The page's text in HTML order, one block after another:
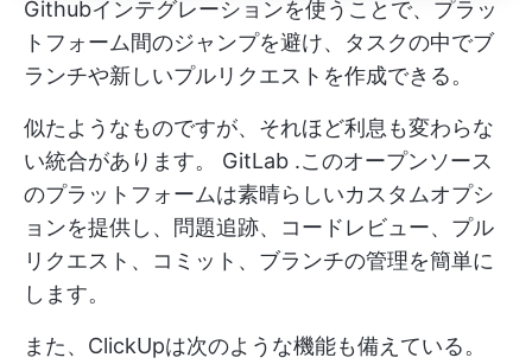
Githubインテグレーションを使うことで、プラッ
トフォーム間のジャンプを避け、タスクの中でブ
ランチや新しいプルリクエストを作成できる。
似たようなものですが、それほど利息も変わらな
い統合があります。 GitLab .このオープンソース
のプラットフォームは素晴らしいカスタムオプシ
ョンを提供し、問題追跡、コードレビュー、プル
リクエスト、コミット、ブランチの管理を簡単に
します。
また、ClickUpは次のような機能も備えている。